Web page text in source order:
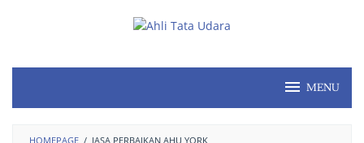
MENU
HOMEPAGE / JASA PERBAIKAN AHU YORK